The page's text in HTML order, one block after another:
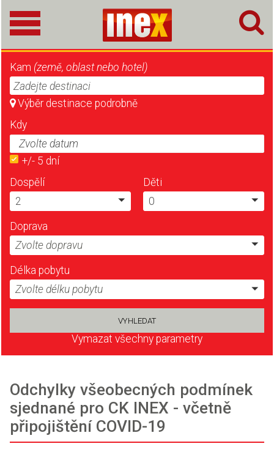
Kam (země, oblast nebo hotel)
Zadejte destinaci
Výběr destinace podrobně
Kdy
+/- 5 dní
Dospělí
2
Děti
0
Doprava
Zvolte dopravu
Délka pobytu
Zvolte délku pobytu
Vymazat všechny parametry
Odchylky všeobecných podmínek
sjednané pro CK INEX - včetně
připojištění COVID-19